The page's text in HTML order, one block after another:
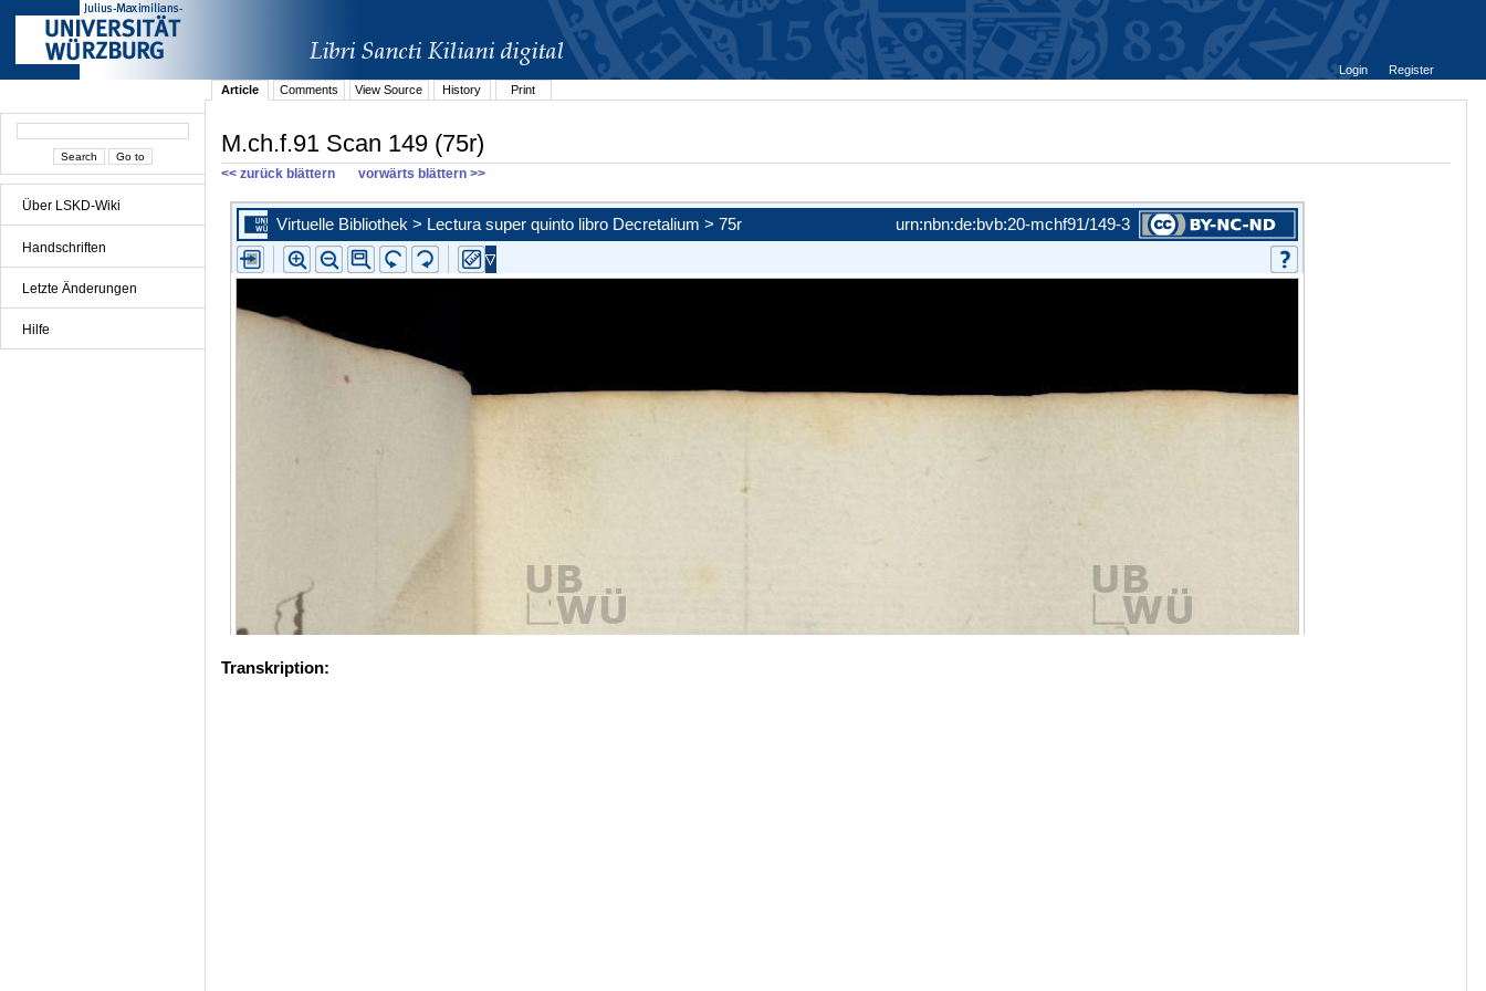
Über LSKD-Wiki
Handschriften
Letzte Änderungen
Hilfe
Login
Register
Article
Comments View Source History Print
M.ch.f.91 Scan 149 (75r)
<< zurück blättern vorwärts blättern >>
Transkription: